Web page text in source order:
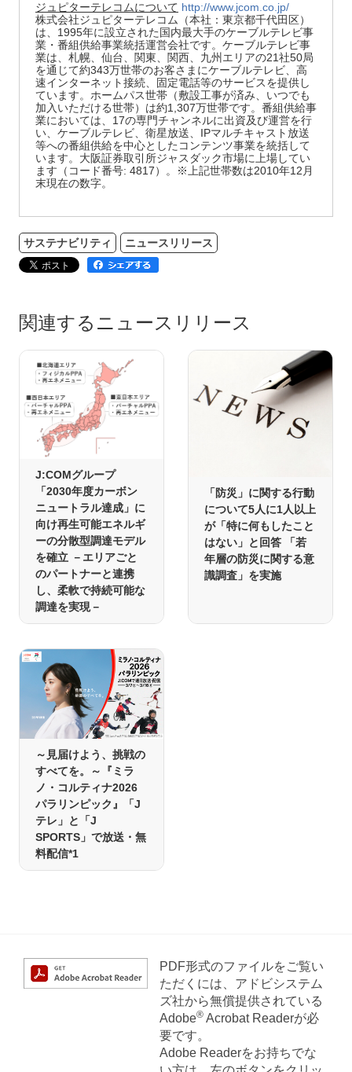
ジュピターテレコムについて http://www.jcom.co.jp/
株式会社ジュピターテレコム（本社：東京都千代田区）
は、1995年に設立された国内最大手のケーブルテレビ事
業・番組供給事業統括運営会社です。ケーブルテレビ事
業は、札幌、仙台、関東、関西、九州エリアの21社50局
を通じて約343万世帯のお客さまにケーブルテレビ、高
速インターネット接続、固定電話等のサービスを提供し
ています。ホームパス世帯（敷設工事が済み、いつでも
加入いただける世帯）は約1,307万世帯です。番組供給事
業においては、17の専門チャンネルに出資及び運営を行
い、ケーブルテレビ、衛星放送、IPマルチキャスト放送
等への番組供給を中心としたコンテンツ事業を統括して
います。大阪証券取引所ジャスダック市場に上場してい
ます（コード番号: 4817）。※上記世帯数は2010年12月
末現在の数字。
サステナビリティ ニュースリリース
関連するニュースリリース
J:COMグループ
「2030年度カーボン
ニュートラル達成」に
向け再生可能エネルギ
ーの分散型調達モデル
を確立 －エリアごと
のパートナーと連携
し、柔軟で持続可能な
調達を実現－
「防災」に関する行動
について5人に1人以上
が「特に何もしたこと
はない」と回答 「若
年層の防災に関する意
識調査」を実施
～見届けよう、挑戦の
すべてを。～『ミラ
ノ・コルティナ2026
パラリンピック』「J
テレ」と「J
SPORTS」で放送・無
料配信*1
PDF形式のファイルをご覧い
ただくには、アドビシステム
ズ社から無償提供されている
Adobe®Acrobat Readerが必
要です。
Adobe Readerをお持ちでな